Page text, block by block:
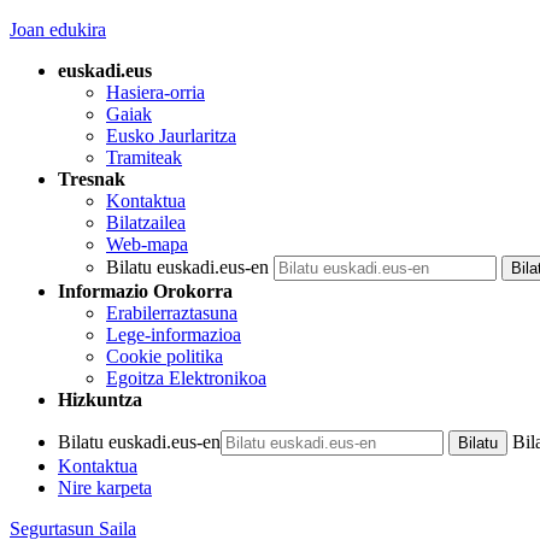
Joan edukira
euskadi.eus
Hasiera-orria
Gaiak
Eusko Jaurlaritza
Tramiteak
Tresnak
Kontaktua
Bilatzailea
Web-mapa
Bilatu euskadi.eus-en
Informazio Orokorra
Erabilerraztasuna
Lege-informazioa
Cookie politika
Egoitza Elektronikoa
Hizkuntza
Bilatu euskadi.eus-en
Kontaktua
Nire karpeta
Segurtasun Saila